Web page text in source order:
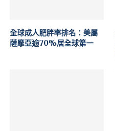
全球成人肥胖率排名：美屬
薩摩亞逾70%居全球第一